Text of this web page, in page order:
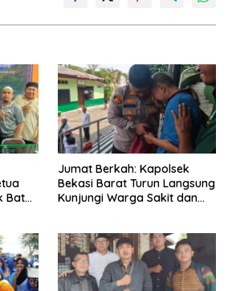
Jumat Berkah: Kapolsek
Bekasi Barat Turun Langsung
Kunjungi Warga Sakit dan